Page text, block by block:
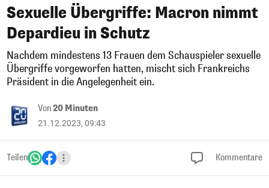
Sexuelle Übergriffe: Macron nimmt
Depardieu in Schutz
Nachdem mindestens 13 Frauen dem Schauspieler sexuelle
Übergriffe vorgeworfen hatten, mischt sich Frankreichs
Präsident in die Angelegenheit ein.
Von20 Minuten
21.12.2023, 09:43
Teilen Kommentare